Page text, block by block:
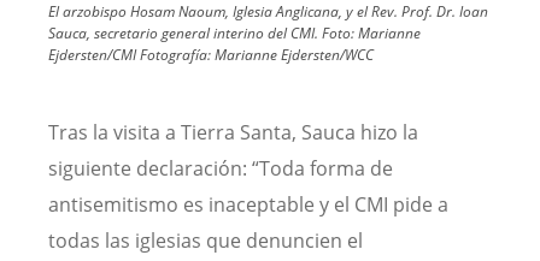
El arzobispo Hosam Naoum, Iglesia Anglicana, y el Rev. Prof. Dr. Ioan
Sauca, secretario general interino del CMI. Foto: Marianne
Ejdersten/CMIFotografía:Marianne Ejdersten/WCC
Tras la visita a Tierra Santa, Sauca hizo la
siguiente declaración: “Toda forma de
antisemitismo es inaceptable y el CMI pide a
todas las iglesias que denuncien el